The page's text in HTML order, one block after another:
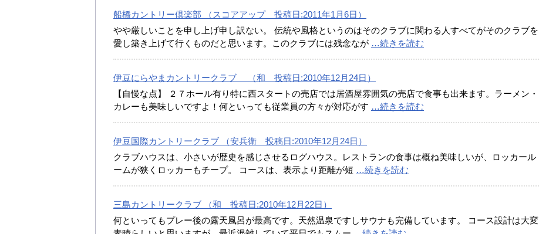
船橋カントリー倶楽部 （スコアアップ 投稿日:2011年1月6日）
やや厳しいことを申し上げ申し訳ない。 伝統や風格というのはそのクラブに関わる人すべてがそのクラブを
愛し築き上げて行くものだと思います。このクラブには残念なが …続きを読む
伊豆にらやまカントリークラブ （和 投稿日:2010年12月24日）
【自慢な点】 ２７ホール有り特に西スタートの売店では居酒屋雰囲気の売店で食事も出来ます。ラーメン・
カレーも美味しいですよ！何といっても従業員の方々が対応がす …続きを読む
伊豆国際カントリークラブ （安兵衛 投稿日:2010年12月24日）
クラブハウスは、小さいが歴史を感じさせるログハウス。レストランの食事は概ね美味しいが、ロッカール
ームが狭くロッカーもチープ。 コースは、表示より距離が短 …続きを読む
三島カントリークラブ （和 投稿日:2010年12月22日）
何といってもプレー後の露天風呂が最高です。天然温泉ですしサウナも完備しています。 コース設計は大変